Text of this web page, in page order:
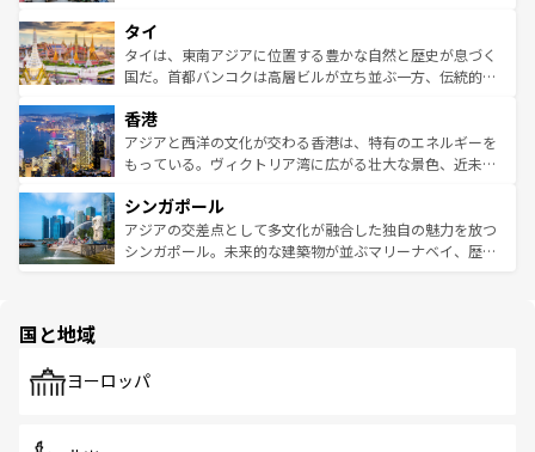
リティに包まれながら、韓国の多彩な魅力を心ゆくまで味
わってみてほしい。 なお、新着の韓国情報はコンテンツ一
覧を参照してほしい。
急速な発展と共に伝統が息づく。ハノイの古い町並みやホ
ーチミン市のフランス統治時代の建物も、独特の雰囲気を
醸し出している。また、バラエティの豊かさとおいしさで
とつ。フォーやバインミー、ベトナムコーヒーなどは、ぜ
ひ現地で味わいたい。どの地域を訪れてもあたたかい人々
が旅行者を迎えてくれるので、きっと忘れられない旅にな
参照してほしい。
タイ
タイは、東南アジアに位置する豊かな自然と歴史が息づく
国だ。首都バンコクは高層ビルが立ち並ぶ一方、伝統的な
の活気が交差している。北部ではチェンマイなどの山岳地
帯で自然と触れ合い、南部ではプーケットやクラビの美し
いビーチでリゾート気分を楽しむことができる。タイ料理
激する。気候は一年中温暖で、どの季節にも異なる楽しみ
が待っている。親しみやすいタイの人々、仏教を中心とし
た文化、そして多様な観光資源が、訪れる旅人を魅了し続
香港
アジアと西洋の文化が交わる香港は、特有のエネルギーを
もっている。ヴィクトリア湾に広がる壮大な景色、近未来
み、どこを訪れても感動するはず。観光スポットが密集し
ており、効率よく見どころを回れるのも魅力。息をのむよ
うな絶景から文化的な体験まで、香港を存分に楽しみ尽く
シンガポール
アジアの交差点として多文化が融合した独自の魅力を放つ
シンガポール。未来的な建築物が並ぶマリーナベイ、歴史
で、ホーカーズは地元の風情を楽しめる外せないスポット
国と地域
ヨーロッパ